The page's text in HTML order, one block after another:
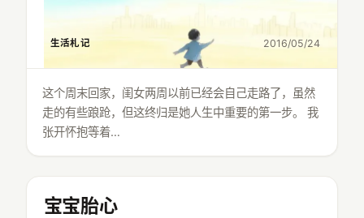
生活札记 2016/05/24
这个周末回家，闺女两周以前已经会自己走路了，虽然
走的有些踉跄，但这终归是她人生中重要的第一步。 我
张开怀抱等着…
宝宝胎心